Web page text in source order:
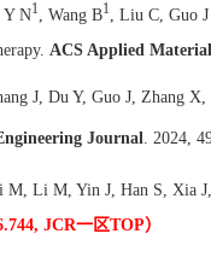
Y N1, Wang B1, Liu C, Guo
ACS Applied
J, Du Y, Guo J, Zhang
Journal. 2024,
M, Li M, Yin J, Han S, Xia J,
JCR一区TOP）